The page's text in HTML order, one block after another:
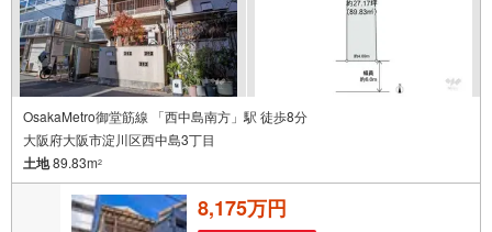
OsakaMetro御堂筋線 「西中島南方」駅 徒歩8分
大阪府大阪市淀川区西中島3丁目
土地89.83m2
8,175万円